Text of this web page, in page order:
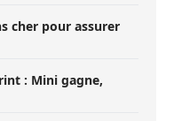
cher pour assurer
: Mini gagne,